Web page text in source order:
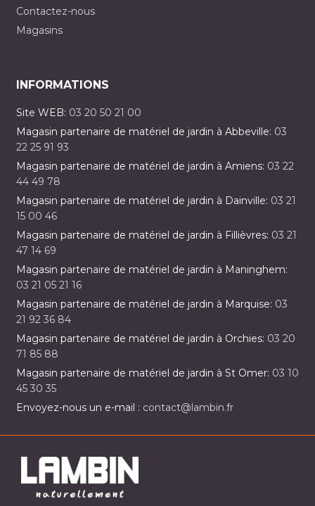
Contactez-nous
Magasins
INFORMATIONS
Site WEB: 03 20 50 21 00
Magasin partenaire de matériel de jardin à Abbeville: 03
22 25 91 93
Magasin partenaire de matériel de jardin à Amiens: 03 22
44 49 78
Magasin partenaire de matériel de jardin à Dainville: 03 21
15 00 46
Magasin partenaire de matériel de jardin à Fillièvres: 03 21
47 14 69
Magasin partenaire de matériel de jardin à Maninghem:
03 21 05 21 16
Magasin partenaire de matériel de jardin à Marquise: 03
21 92 36 84
Magasin partenaire de matériel de jardin à Orchies: 03 20
71 85 88
Magasin partenaire de matériel de jardin à St Omer: 03 10
45 30 35
Envoyez-nous un e-mail : contact@lambin.fr